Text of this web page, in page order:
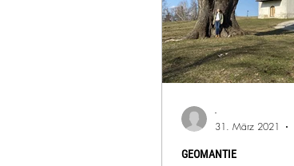
GEOMANTIE
-
31. März 2021